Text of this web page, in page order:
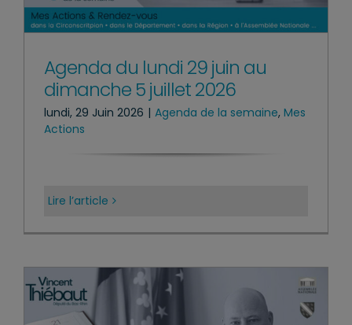
Agenda du lundi 29 juin au
dimanche 5 juillet 2026
lundi, 29 Juin 2026 | Agenda de la semaine, Mes
Actions
Lire l’article